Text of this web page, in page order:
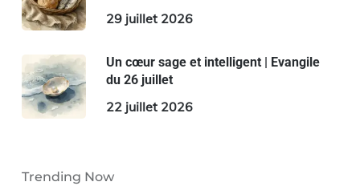
29 juillet 2026
Un cœur sage et intelligent | Evangile
du 26 juillet
22 juillet 2026
Trending Now